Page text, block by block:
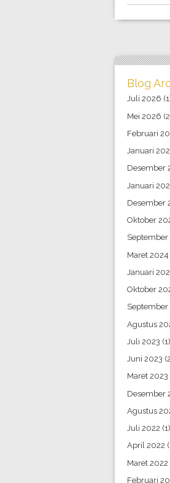
Blog
Juli 2026
Mei 2026
Februari
Januari
Desember
Januari
Desember
Oktober
September
Maret 2024
Januari
Oktober
September
Agustus
Juli 2023 (1)
Juni 2023
Maret 2023
Desember
Agustus
Juli 2022 (1)
April 2022
Maret 2022
Februari